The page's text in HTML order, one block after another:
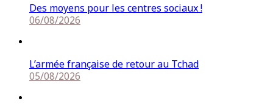
Des moyens pour les centres sociaux !
06/08/2026
L’armée française de retour au Tchad
05/08/2026